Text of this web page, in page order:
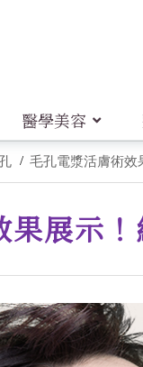
醫學美容
毛孔電漿活膚術效
展示